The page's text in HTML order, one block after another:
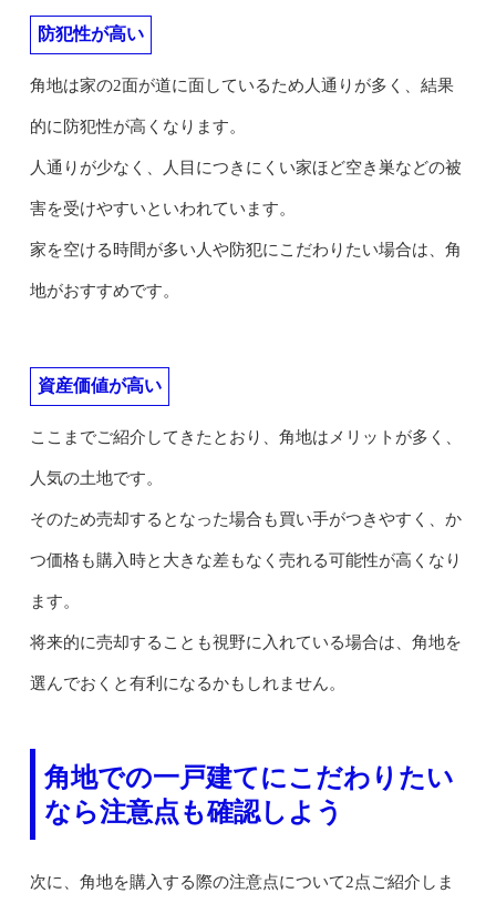
防犯性が高い
角地は家の2面が道に面しているため人通りが多く、結果
的に防犯性が高くなります。
人通りが少なく、人目につきにくい家ほど空き巣などの被
害を受けやすいといわれています。
家を空ける時間が多い人や防犯にこだわりたい場合は、角
地がおすすめです。
資産価値が高い
ここまでご紹介してきたとおり、角地はメリットが多く、
人気の土地です。
そのため売却するとなった場合も買い手がつきやすく、か
つ価格も購入時と大きな差もなく売れる可能性が高くなり
ます。
将来的に売却することも視野に入れている場合は、角地を
選んでおくと有利になるかもしれません。
角地での一戸建てにこだわりたい
なら注意点も確認しよう
次に、角地を購入する際の注意点について2点ご紹介しま